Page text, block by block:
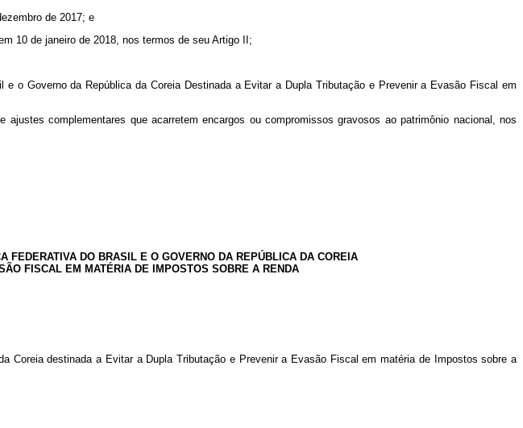
de 2017; e
10 de janeiro de 2018, nos termos de seu Artigo II;
o Governo da República da Coreia Destinada a Evitar a Dupla Tributação e Prevenir a Evasão Fiscal em
complementares que acarretem encargos ou compromissos gravosos ao patrimônio nacional, nos
FEDERATIVA DO BRASIL E O GOVERNO DA REPÚBLICA DA COREIA
FISCAL EM MATÉRIA DE IMPOSTOS SOBRE A RENDA
Coreia destinada a Evitar a Dupla Tributação e Prevenir a Evasão Fiscal em matéria de Impostos sobre a